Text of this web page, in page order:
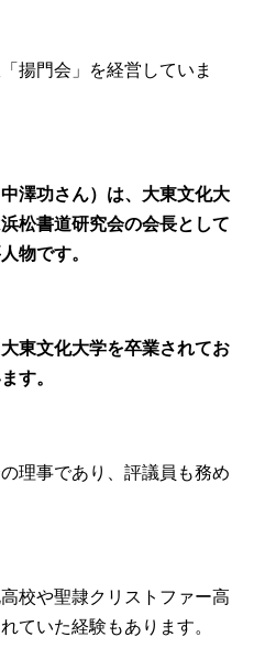
揚門会」を経営していま
澤功さん）は、大東文化大
松書道研究会の会長として
物です。
東文化大学を卒業されてお
す。
理事であり、評議員も務め
校や聖隷クリストファー高
ていた経験もあります。